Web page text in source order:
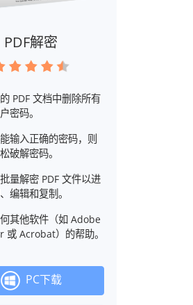
PDF解密
PDF 文档中删除所有
密码。
输入正确的密码，则
破解密码。
量解密 PDF 文件以进
编辑和复制。
其他软件（如 Adob​​e
或 Acrobat）的帮助。
PC下载